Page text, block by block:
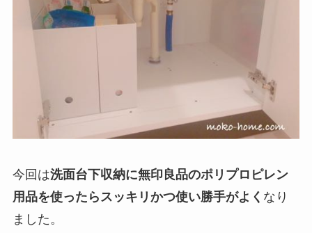
今回は洗面台下収納に無印良品のポリプロピレン
用品を使ったらスッキリかつ使い勝手がよく なり
ました。